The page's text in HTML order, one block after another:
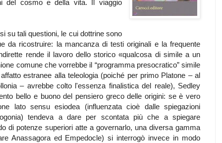
del cosmo e della vita. Il viaggio
su tali questioni, le cui dottrine sono
da ricostruire: la mancanza di testi originali e la frequente
rende il lavoro dello storico «qualcosa di simile a un
comune che vorrebbe il “programma presocratico” simile
estranee alla teleologia (poiché per primo Platone – al
– avrebbe colto l'essenza finalistica del reale), Sedley
bello e buono del pensiero greco delle origini: se è vero
lato sensu esiodea (influenzata cioè dalle spiegazioni
tendeva a dare per scontata più che a spiegare
di potenze superiori atte a governarlo, una diversa gamma
Anassagora ed Empedocle) si interrogò invece in modo